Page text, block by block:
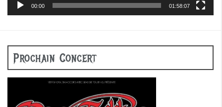
00:00 01:58:07
Prochain Concert